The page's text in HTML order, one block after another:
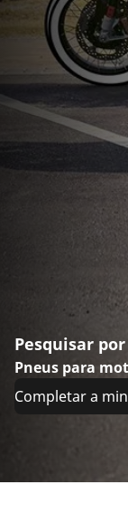
Pesquisar por
Pneus para
Completar a